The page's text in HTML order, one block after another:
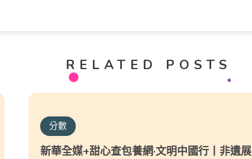
RELATED POSTS
分數
新華全媒+甜心查包養網·文明中國行丨非遺展